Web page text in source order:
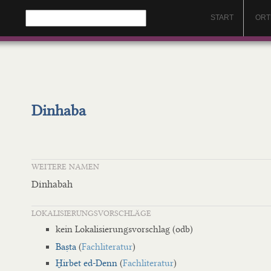
START
Dinhaba
WEITERE NAMEN
Dinhabah
LOKALISIERUNGSVORSCHLÄGE
kein Lokalisierungsvorschlag (odb)
Baṣta (Fachliteratur)
Ḫirbet ed-Denn (Fachliteratur)